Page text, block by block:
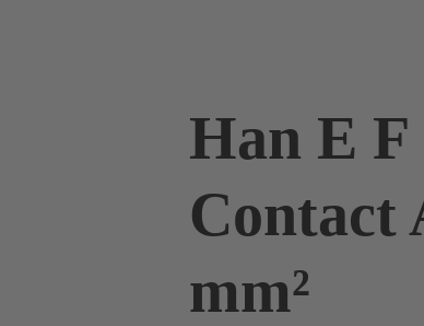
Han E
Contact
mm²